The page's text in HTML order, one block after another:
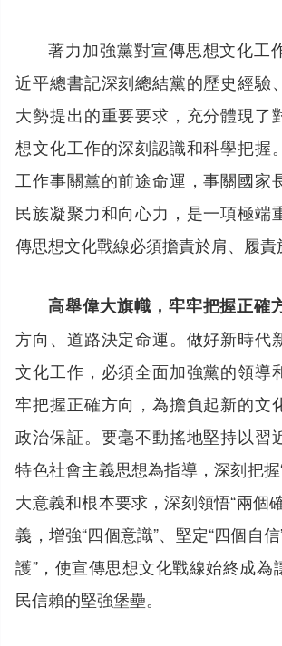
著力加強黨對宣傳思想文化工
近平總書記深刻總結黨的歷史經驗
大勢提出的重要要求，充分體現了
想文化工作的深刻認識和科學把握
工作事關黨的前途命運，事關國家
民族凝聚力和向心力，是一項極端
傳思想文化戰線必須擔責於肩、履責
高舉偉大旗幟，牢牢把握正確
方向、道路決定命運。做好新時代
文化工作，必須全面加強黨的領導
牢把握正確方向，為擔負起新的文
政治保証。要毫不動搖地堅持以習
特色社會主義思想為指導，深刻把握
大意義和根本要求，深刻領悟“兩個
義，增強“四個意識”、堅定“四個自
護”，使宣傳思想文化戰線始終成為
民信賴的堅強堡壘。